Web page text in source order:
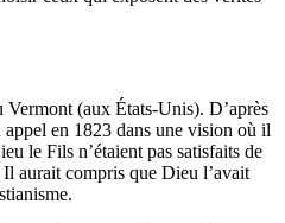
Vermont (aux États-Unis). D’après
en 1823 dans une vision où il
le Fils n’étaient pas satisfaits de
aurait compris que Dieu l’avait